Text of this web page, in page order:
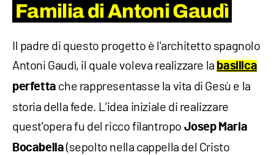
Familia di Antoni Gaudì
Il padre di questo progetto è l'architetto spagnolo
Antoni Gaudì, il quale voleva realizzare labasilica
perfetta che rappresentasse la vita di Gesù e la
storia della fede. L’idea iniziale di realizzare
quest'opera fu del ricco filantropo Josep Maria
Bocabella (sepolto nella cappella del Cristo